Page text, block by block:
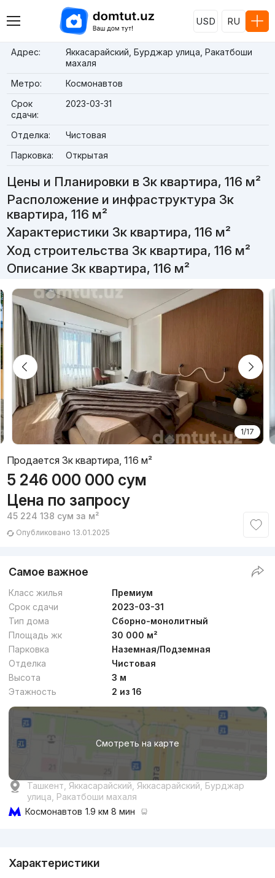
USD RU
Адрес:
Яккасарайский, Бурджар улица, Ракатбоши
махаля
Метро:
Космонавтов
Срок
сдачи:
2023-03-31
Отделка:
Чистовая
Парковка:
Открытая
Цены и Планировки в 3к квартира, 116 м²
Расположение и инфраструктура 3к
квартира, 116 м²
Характеристики 3к квартира, 116 м²
Ход строительства 3к квартира, 116 м²
Описание 3к квартира, 116 м²
1/17
Продается 3к квартира, 116 м²
5 246 000 000 сум
Цена по запросу
45 224 138 сум за м²
Опубликовано 13.01.2025
Самое важное
Класс жилья
Премиум
Срок сдачи
2023-03-31
Тип дома
Сборно-монолитный
Площадь жк
30 000 м²
Парковка
Наземная/Подземная
Отделка
Чистовая
Высота
3 м
Этажность
2 из 16
Смотреть на карте
Ташкент, Яккасарайский, Яккасарайский, Бурджар
улица, Ракатбоши махаля
Космонавтов 1.9 км 8 мин
Характеристики